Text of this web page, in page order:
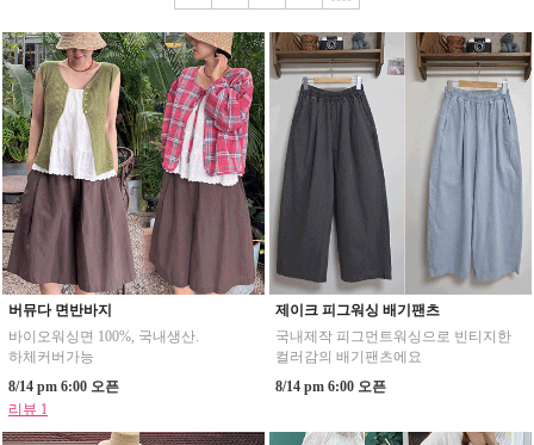
버뮤다 면반바지
바이오워싱면 100%, 국내생산.
하체커버가능
8/14 pm 6:00 오픈
리뷰 1
제이크 피그워싱 배기팬츠
국내제작 피그먼트워싱으로 빈티지한
컬러감의 배기팬츠에요
8/14 pm 6:00 오픈